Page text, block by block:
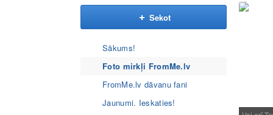
Sekot
Sākums!
Foto mirkļi FromMe.lv
FromMe.lv dāvanu fani
Jaunumi. Ieskaties!